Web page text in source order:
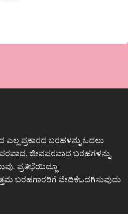
ಪ್ರಕಾರದ ಬರಹಳನ್ನು ಓದಲು
ಜೀವಪರವಾದ ಬರಹಗಳನ್ನು
ಪ್ರತಿಭೆಯಿದ್ದೂ
ಬರಹಗಾರರಿಗೆ ವೇದಿಕೆಒದಗಿಸುವುದು